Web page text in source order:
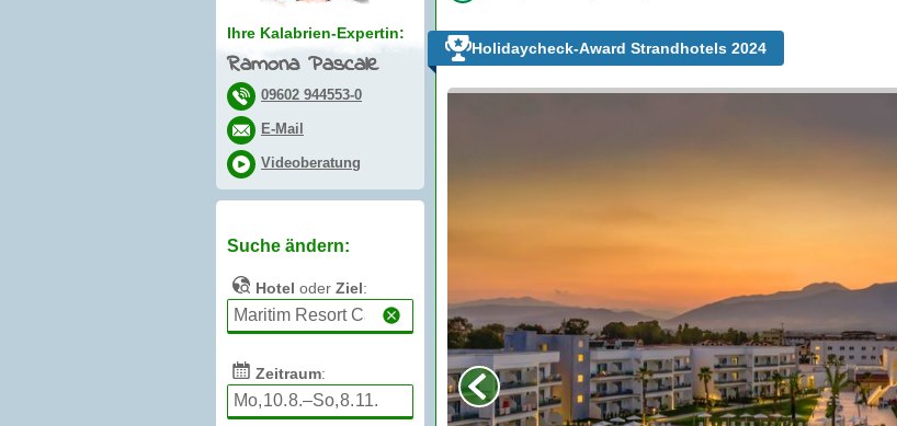
Ihre Kalabrien-Expertin:
Ramona Pascale
09602 944553-0
E-Mail
Videoberatung
Suche ändern:
Hotel oder Ziel:
Zeitraum:
Holidaycheck-Award Strandhotels 2024